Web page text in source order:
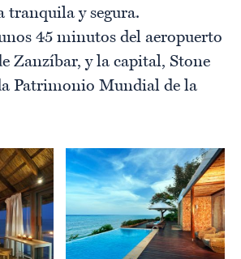
tranquila y segura.
45 minutos del aeropuerto
Zanzíbar, y la capital, Stone
Patrimonio Mundial de la